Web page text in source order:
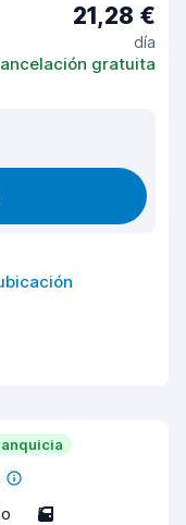
21,28 €
día
gratuita
5